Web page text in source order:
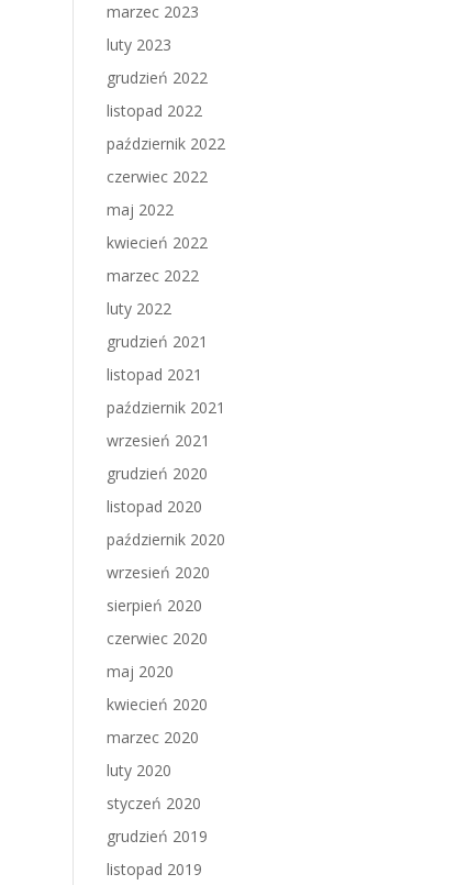
marzec 2023
luty 2023
grudzień 2022
listopad 2022
październik 2022
czerwiec 2022
maj 2022
kwiecień 2022
marzec 2022
luty 2022
grudzień 2021
listopad 2021
październik 2021
wrzesień 2021
grudzień 2020
listopad 2020
październik 2020
wrzesień 2020
sierpień 2020
czerwiec 2020
maj 2020
kwiecień 2020
marzec 2020
luty 2020
styczeń 2020
grudzień 2019
listopad 2019